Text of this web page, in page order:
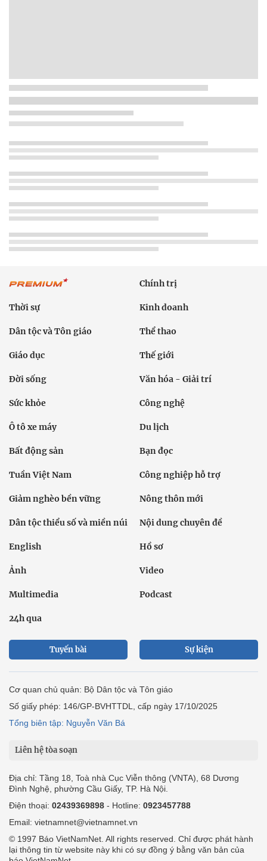
Chính trị
Thời sự Kinh doanh
Dân tộc và Tôn giáo Thể thao
Giáo dục Thế giới
Đời sống Văn hóa - Giải trí
Sức khỏe Công nghệ
Ô tô xe máy Du lịch
Bất động sản Bạn đọc
Tuần Việt Nam Công nghiệp hỗ trợ
Giảm nghèo bền vững Nông thôn mới
Dân tộc thiểu số và miền núi Nội dung chuyên đề
English Hồ sơ
Ảnh Video
Multimedia Podcast
24h qua
Tuyến bài Sự kiện
Cơ quan chủ quản: Bộ Dân tộc và Tôn giáo
Số giấy phép: 146/GP-BVHTTDL, cấp ngày 17/10/2025
Tổng biên tập: Nguyễn Văn Bá
Liên hệ tòa soạn
Địa chỉ: Tầng 18, Toà nhà Cục Viễn thông (VNTA), 68 Dương
Đình Nghệ, phường Cầu Giấy, TP. Hà Nội.
Điện thoại: 02439369898 - Hotline: 0923457788
Email: vietnamnet@vietnamnet.vn
© 1997 Báo VietNamNet. All rights reserved. Chỉ được phát hành
lại thông tin từ website này khi có sự đồng ý bằng văn bản của